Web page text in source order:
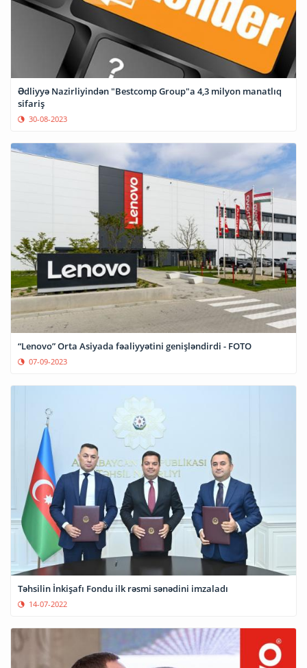
Ədliyyə Nazirliyindən "Bestcomp Group"a 4,3 milyon manatlıq
sifariş
30-08-2023
“Lenovo” Orta Asiyada fəaliyyətini genişləndirdi - FOTO
07-09-2023
Təhsilin İnkişafı Fondu ilk rəsmi sənədini imzaladı
14-07-2022